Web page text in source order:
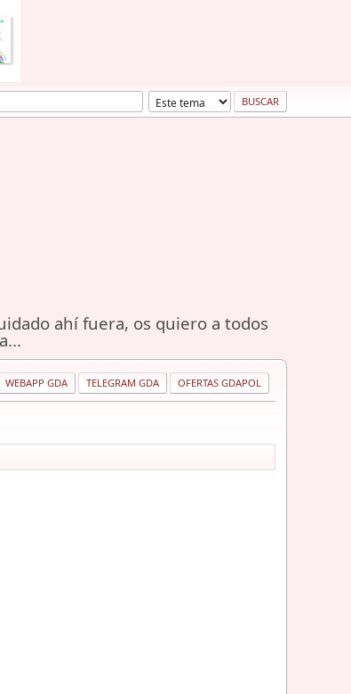
ahí fuera, os quiero a todos
WEBAPP GDA TELEGRAM GDA OFERTAS GDAPOL